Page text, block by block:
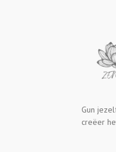
Gun
creëer